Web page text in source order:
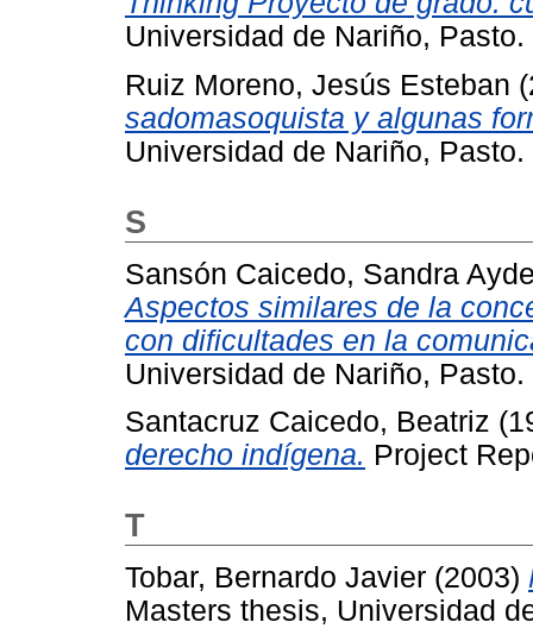
Universidad de Nariño, Pasto.
Ruiz Moreno, Jesús Esteban
sadomasoquista y algunas
Universidad de Nariño, Pasto.
S
Sansón Caicedo, Sandra
Aspectos similares de la
con dificultades en la
Universidad de Nariño, Pasto.
Santacruz Caicedo, Beatriz
derecho indígena. Project
T
Tobar, Bernardo Javier (2003)
Masters thesis, Universidad